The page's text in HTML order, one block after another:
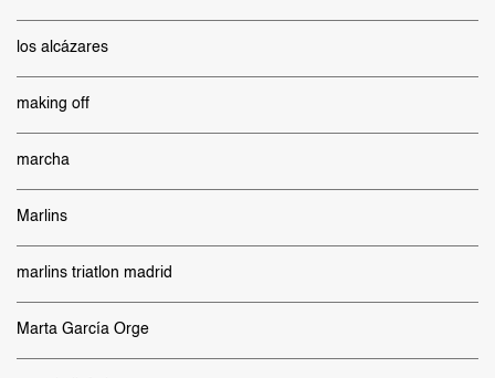
los alcázares
making off
marcha
Marlins
marlins triatlon madrid
Marta García Orge